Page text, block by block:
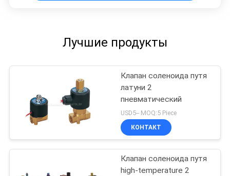
Лучшие продукты
Клапан соленоида путя
латуни 2
пневматический
USD5-- MOQ:5 Piece
КОНТАКТ
Клапан соленоида путя
high-temperature 2